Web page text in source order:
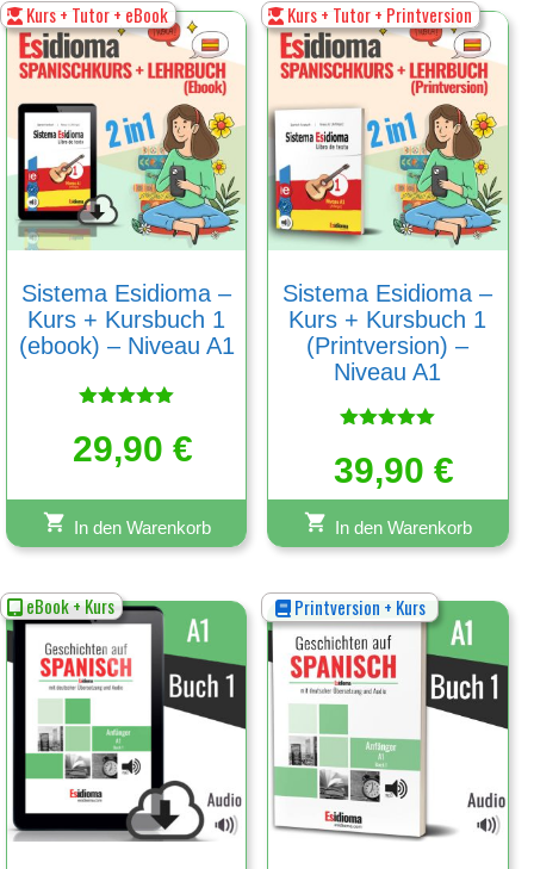
Kurs + Tutor + eBook
Sistema Esidioma –
Kurs + Kursbuch 1
(ebook) – Niveau A1
mit
5.00
29,90 €
In den Warenkorb
Kurs + Tutor + Printversion
Sistema Esidioma –
Kurs + Kursbuch 1
(Printversion) –
Niveau A1
mit
5.00
von 5
39,90 €
In den Warenkorb
eBook + Kurs Printversion + Kurs